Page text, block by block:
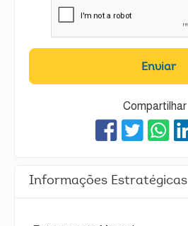
Enviar
Compartilhar
Informações Estratégicas